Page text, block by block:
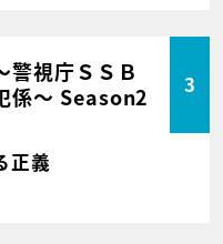
警視庁ＳＳＢ
係～ Season2
3
正義